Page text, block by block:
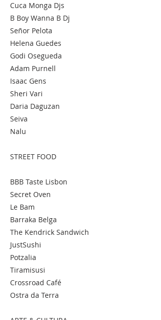
Cuca Monga Djs
B Boy Wanna B Dj
Señor Pelota
Helena Guedes
Godi Osegueda
Adam Purnell
Isaac Gens
Sheri Vari
Daria Daguzan
Seiva
Nalu
STREET FOOD
BBB Taste Lisbon
Secret Oven
Le Bam
Barraka Belga
The Kendrick Sandwich
JustSushi
Potzalia
Tiramisusi
Crossroad Café
Ostra da Terra